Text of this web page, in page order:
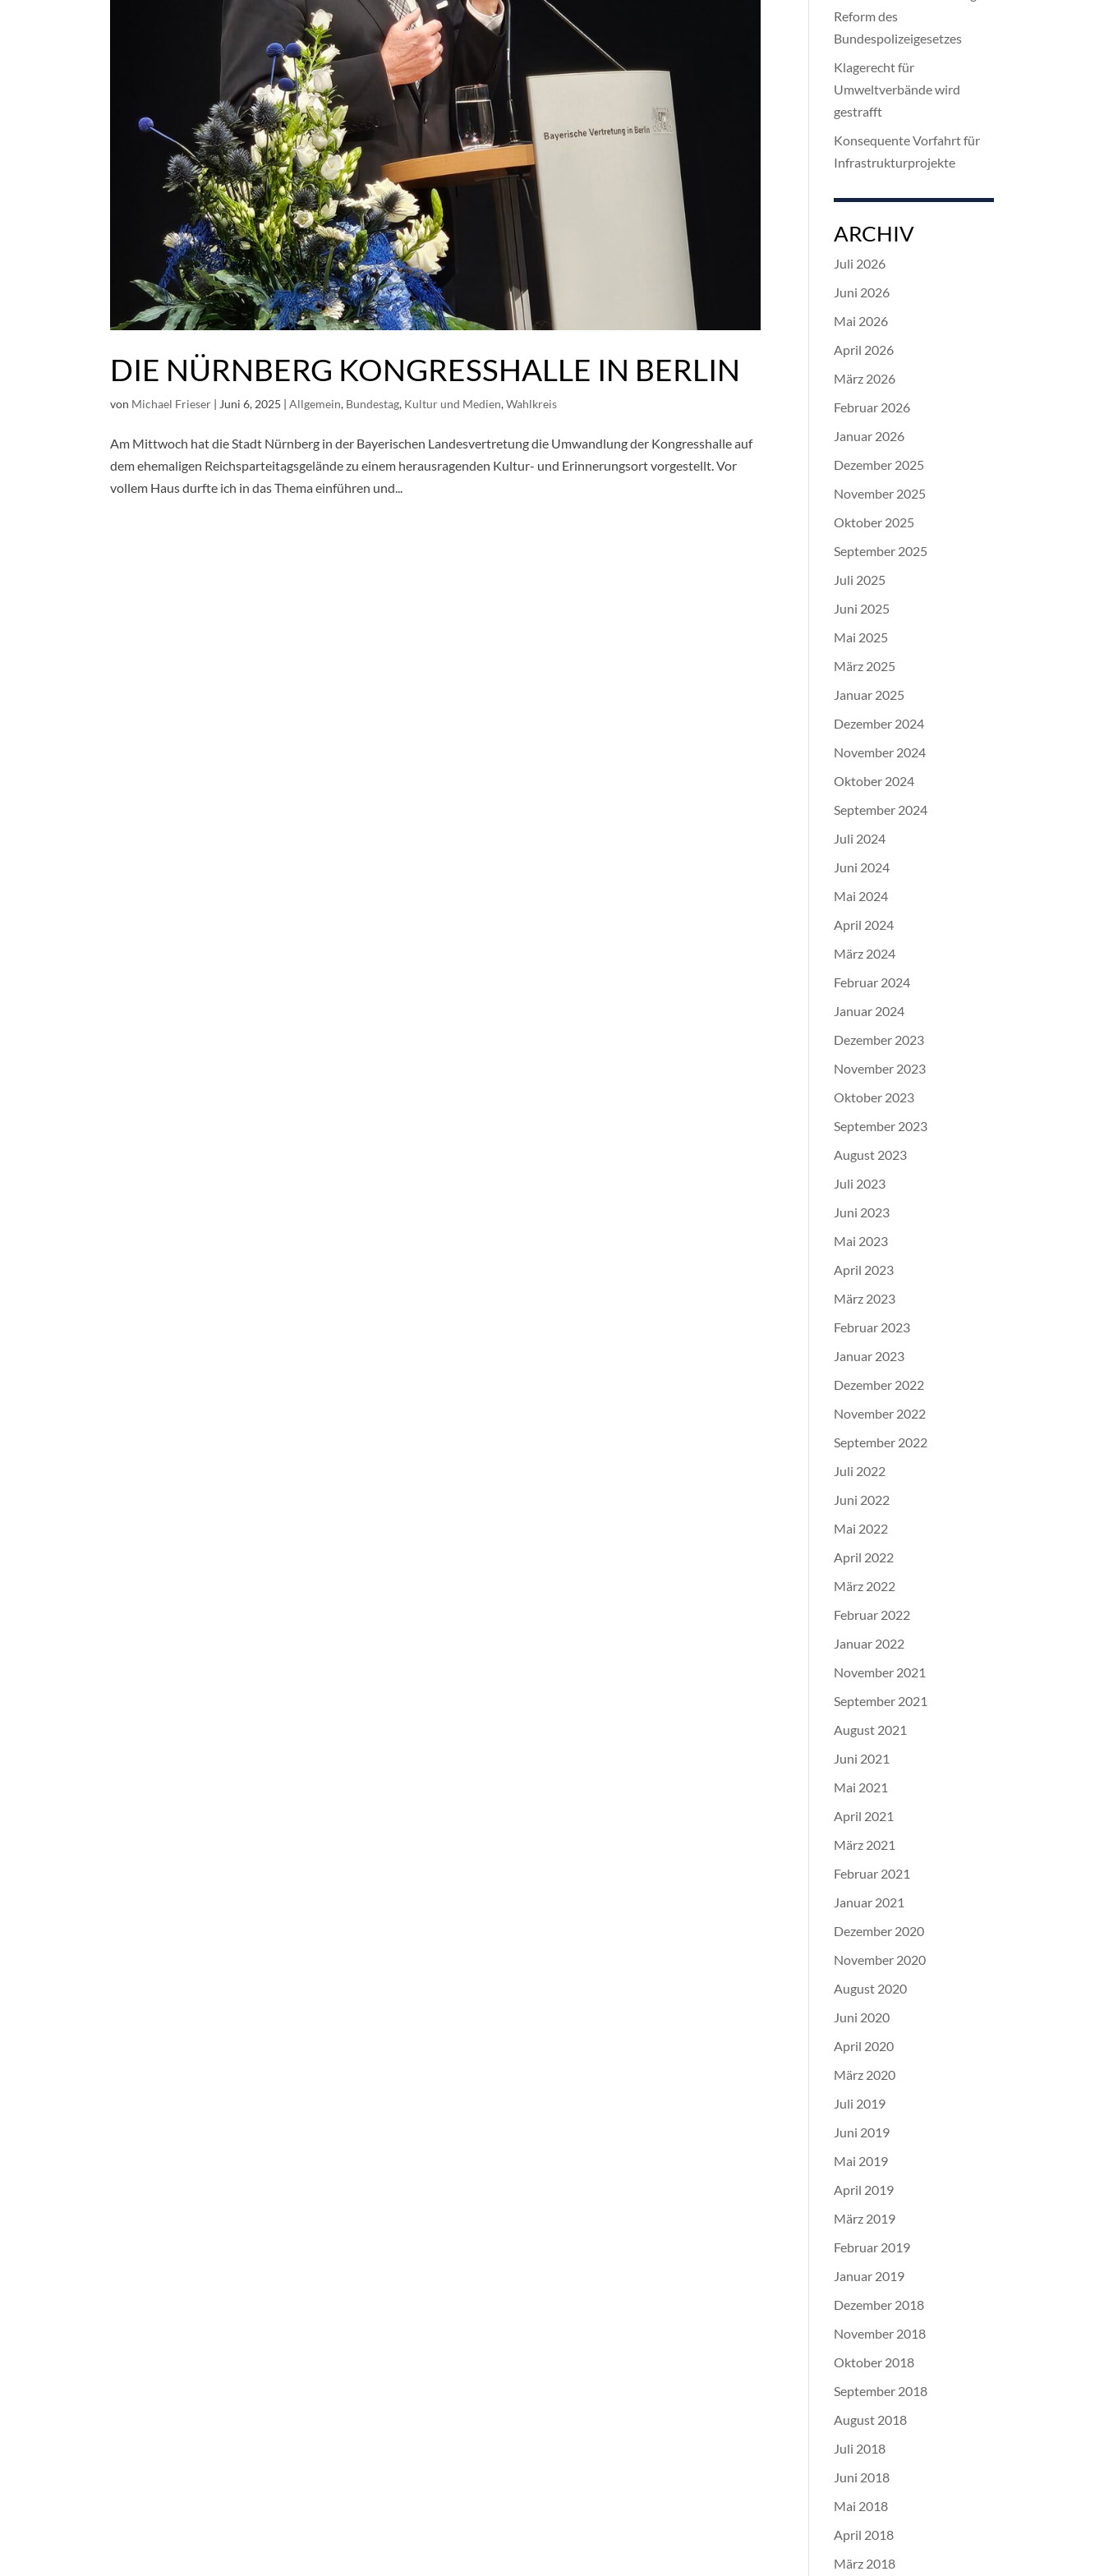
DIE NÜRNBERG KONGRESSHALLE IN BERLIN
von Michael Frieser |Juni 6, 2025 |Allgemein, Bundestag, Kultur und Medien,Wahlkreis
Am Mittwoch hat die Stadt Nürnberg in der Bayerischen Landesvertretung die Umwandlung der Kongresshalle auf
dem ehemaligen Reichsparteitagsgelände zu einem herausragenden Kultur- und Erinnerungsort vorgestellt. Vor
vollem Haus durfte ich in das Thema einführen und...
Reform des
Bundespolizeigesetzes
Klagerecht für
Umweltverbände wird
gestrafft
Konsequente Vorfahrt für
Infrastrukturprojekte
ARCHIV
Juli 2026
Juni 2026
Mai 2026
April 2026
März 2026
Februar 2026
Januar 2026
Dezember 2025
November 2025
Oktober 2025
September 2025
Juli 2025
Juni 2025
Mai 2025
März 2025
Januar 2025
Dezember 2024
November 2024
Oktober 2024
September 2024
Juli 2024
Juni 2024
Mai 2024
April 2024
März 2024
Februar 2024
Januar 2024
Dezember 2023
November 2023
Oktober 2023
September 2023
August 2023
Juli 2023
Juni 2023
Mai 2023
April 2023
März 2023
Februar 2023
Januar 2023
Dezember 2022
November 2022
September 2022
Juli 2022
Juni 2022
Mai 2022
April 2022
März 2022
Februar 2022
Januar 2022
November 2021
September 2021
August 2021
Juni 2021
Mai 2021
April 2021
März 2021
Februar 2021
Januar 2021
Dezember 2020
November 2020
August 2020
Juni 2020
April 2020
März 2020
Juli 2019
Juni 2019
Mai 2019
April 2019
März 2019
Februar 2019
Januar 2019
Dezember 2018
November 2018
Oktober 2018
September 2018
August 2018
Juli 2018
Juni 2018
Mai 2018
April 2018
März 2018